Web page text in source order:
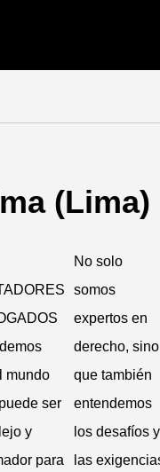
(Lima)
mundo
ser
y
para
No solo
somos
expertos en
derecho, sino
que también
entendemos
los desafíos y
las